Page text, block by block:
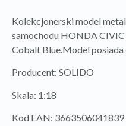
Kolekcjonerski model
samochodu HONDA
Cobalt Blue.Model
Producent: SOLIDO
Skala: 1:18
Kod EAN: 3663506041839